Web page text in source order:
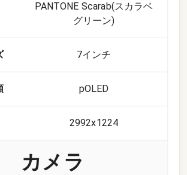
PANTONE Scarab(スカラベ
グリーン)
7インチ
pOLED
2992x1224
カメラ